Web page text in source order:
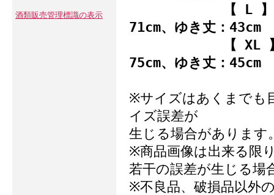
酒類販売管理標識の表示
【 L 】 身長
71cm、ゆき丈：43cm
【 XL 】身長
75cm、ゆき丈：45cm
※サイズはあくまでも
イズ誤差が
生じる場合があります
※商品画像は出来る限
若干の誤差が生じる場
※不良品、破損品以外